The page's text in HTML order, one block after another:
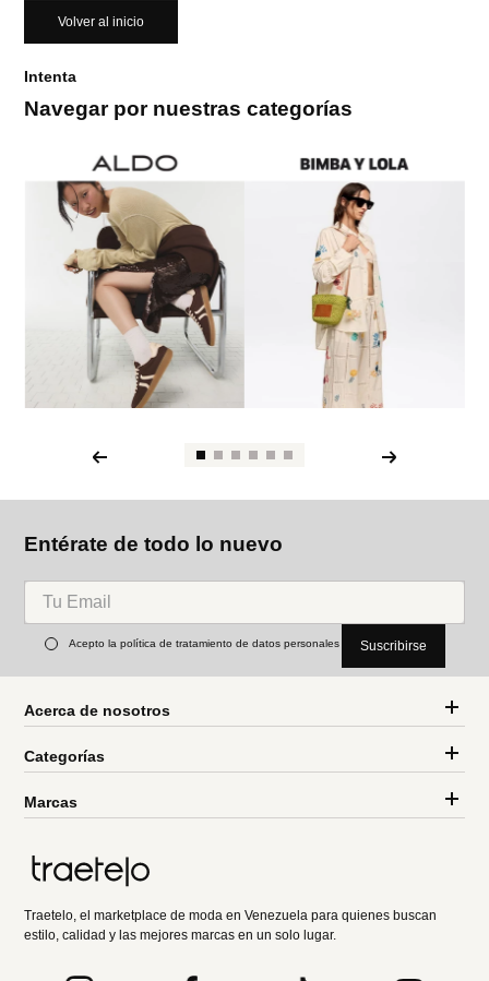
Volver al inicio
Intenta
Navegar por nuestras categorías
Entérate de todo lo nuevo
Acepto la política de tratamiento de datos personales Suscribirse
Acerca de nosotros
Categorías
Marcas
Traetelo, el marketplace de moda en Venezuela para quienes buscan
estilo, calidad y las mejores marcas en un solo lugar.